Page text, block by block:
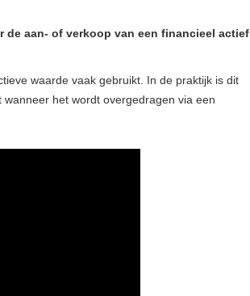
de aan- of verkoop van een financieel actief
waarde vaak gebruikt. In de praktijk is dit
het wordt overgedragen via een